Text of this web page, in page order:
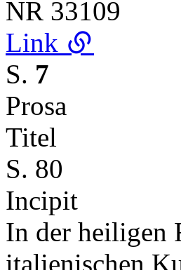
NR 33109
Link
S. 7
Prosa
Titel
S. 80
Incipit
In der heiligen
italienischen